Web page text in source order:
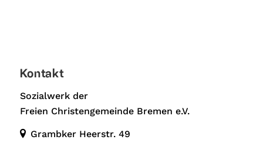
Kontakt
Sozialwerk der
Freien Christengemeinde Bremen e.V.
Grambker Heerstr. 49